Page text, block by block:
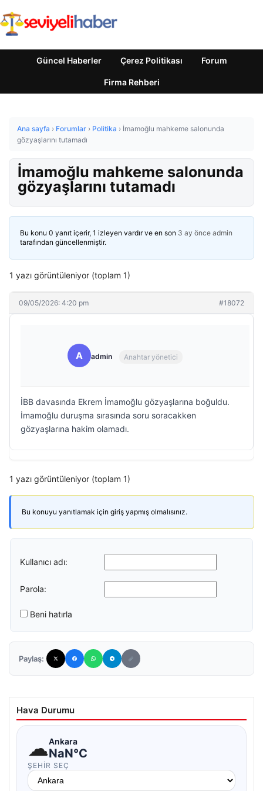
Güncel Haberler Çerez Politikası Forum
Firma Rehberi
Ana sayfa › Forumlar › Politika › İmamoğlu mahkeme salonunda
gözyaşlarını tutamadı
İmamoğlu mahkeme salonunda
gözyaşlarını tutamadı
Bu konu 0 yanıt içerir, 1 izleyen vardır ve en son 3 ay önce admin
tarafından güncellenmiştir.
1 yazı görüntüleniyor (toplam 1)
09/05/2026: 4:20 pm #18072
A admin Anahtar yönetici
İBB davasında Ekrem İmamoğlu gözyaşlarına boğuldu.
İmamoğlu duruşma sırasında soru soracakken
gözyaşlarına hakim olamadı.
1 yazı görüntüleniyor (toplam 1)
Bu konuyu yanıtlamak için giriş yapmış olmalısınız.
Kullanıcı adı:
Parola:
Beni hatırla
Paylaş:
Hava Durumu
☁Ankara
NaN°C
ŞEHIR SEÇ